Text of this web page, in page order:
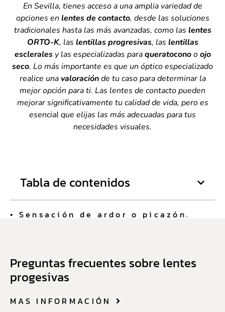
En Sevilla, tienes acceso a una amplia variedad de
opciones en lentes de contacto, desde las soluciones
tradicionales hasta las más avanzadas, como las lentes
ORTO-K, las lentillas progresivas, las lentillas
escleralesy las especializadas paraqueratoconooojo
seco. Lo más importante es que un óptico especializado
realice una valoraciónde tu caso para determinar la
mejor opción para ti. Las lentes de contacto pueden
mejorar significativamente tu calidad de vida, pero es
esencial que elijas las más adecuadas para tus
necesidades visuales.
Tabla de contenidos
• Sensación de ardor o picazón.
Preguntas frecuentes sobre lentes
progesivas
MAS INFORMACIÓN